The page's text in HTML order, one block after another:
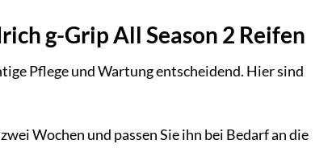
g-Grip All Season 2 Reifen
Pflege und Wartung entscheidend. Hier sind
Wochen und passen Sie ihn bei Bedarf an die